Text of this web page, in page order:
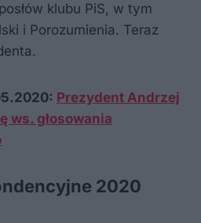
klubu PiS, w tym
i Porozumienia. Teraz
Prezydent Andrzej
ws. głosowania
2020